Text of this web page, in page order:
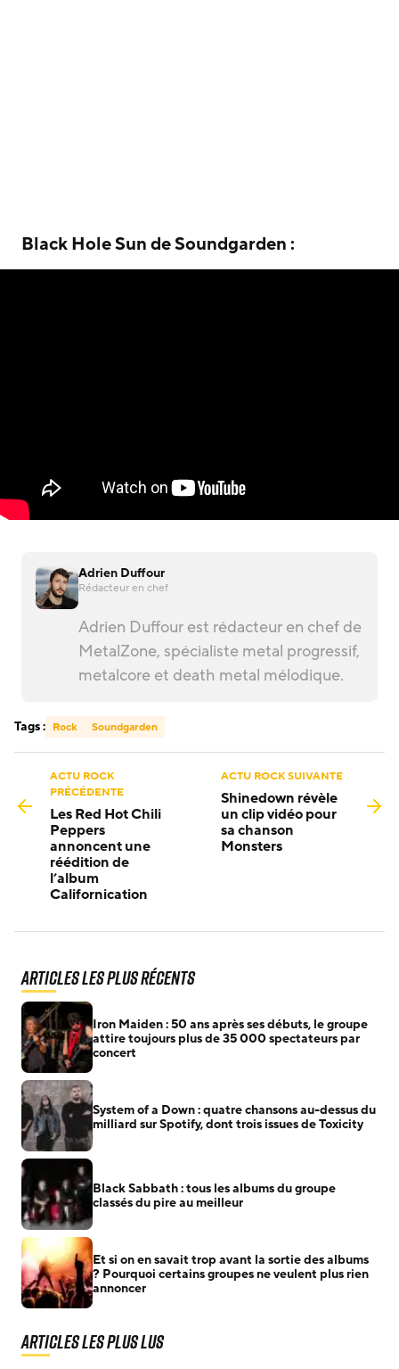
Black Hole Sun de Soundgarden :
Adrien Duffour
Rédacteur en chef
Adrien Duffour est rédacteur en chef de
MetalZone, spécialiste metal progressif,
metalcore et death metal mélodique.
Tags : Rock Soundgarden
ACTU ROCK
PRÉCÉDENTE
Les Red Hot Chili
Peppers
annoncent une
réédition de
l’album
Californication
ACTU ROCK SUIVANTE
Shinedown révèle
un clip vidéo pour
sa chanson
Monsters
Articles les plus récents
Iron Maiden : 50 ans après ses débuts, le groupe
attire toujours plus de 35 000 spectateurs par
concert
System of a Down : quatre chansons au-dessus du
milliard sur Spotify, dont trois issues de Toxicity
Black Sabbath : tous les albums du groupe
classés du pire au meilleur
Et si on en savait trop avant la sortie des albums
? Pourquoi certains groupes ne veulent plus rien
annoncer
Articles les plus lus